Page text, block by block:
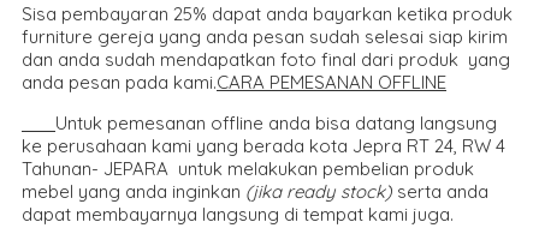
Sisa pembayaran 25% dapat anda bayarkan ketika produk
furniture gereja yang anda pesan sudah selesai siap kirim
dan anda sudah mendapatkan foto final dari produk yang
anda pesan pada kami.CARA PEMESANAN OFFLINE
Untuk pemesanan offline anda bisa datang langsung
ke perusahaan kami yang berada kota Jepra RT 24, RW 4
Tahunan- JEPARA untuk melakukan pembelian produk
mebel yang anda inginkan (jika ready stock) serta anda
dapat membayarnya langsung di tempat kami juga.